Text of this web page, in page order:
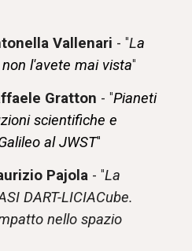
Vallenari -"La
l'avete mai vista"
Gratton -"Pianeti
scientifiche e
al JWST"
Pajola -"La
DART-LICIACube.
nello spazio